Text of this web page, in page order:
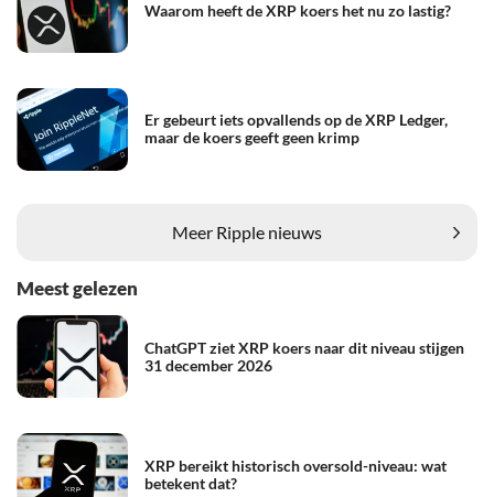
Waarom heeft de XRP koers het nu zo lastig?
Er gebeurt iets opvallends op de XRP Ledger,
maar de koers geeft geen krimp
Meer Ripple nieuws
Meest gelezen
ChatGPT ziet XRP koers naar dit niveau stijgen
31 december 2026
XRP bereikt historisch oversold-niveau: wat
betekent dat?